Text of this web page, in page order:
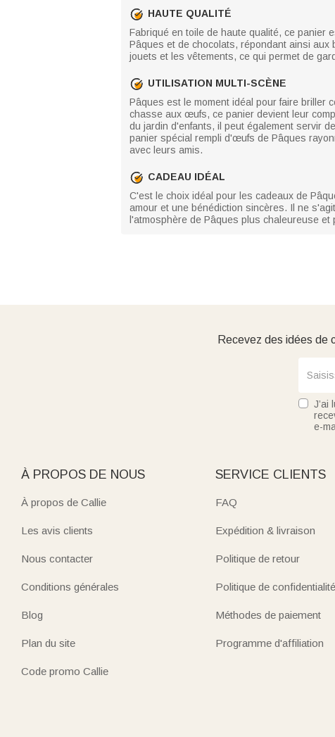
HAUTE QUALITÉ
Fabriqué en toile de haute qualité, ce panier
Pâques et de chocolats, répondant ainsi
jouets et les vêtements, ce qui permet de
UTILISATION MULTI-SCÈNE
Pâques est le moment idéal pour faire briller
chasse aux œufs, ce panier devient leur
du jardin d'enfants, il peut également servir
panier spécial rempli d'œufs de Pâques
avec leurs amis.
CADEAU IDÉAL
C'est le choix idéal pour les cadeaux de
amour et une bénédiction sincères. Il ne
l'atmosphère de Pâques plus chaleureuse
Recevez des idées de
J’ai
e-
À PROPOS DE NOUS
À propos de Callie
Les avis clients
Nous contacter
Conditions générales
Blog
Plan du site
Code promo Callie
SERVICE CLIENTS
FAQ
Expédition & livraison
Politique de retour
Politique de confidentialité
Méthodes de paiement
Programme d'affiliation